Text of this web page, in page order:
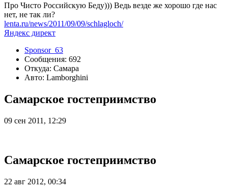
Про Чисто Российскую Беду))) Ведь везде же хорошо где нас
нет, не так ли?
lenta.ru/news/2011/09/09/schlagloch/
Яндекс директ
Sponsor_63
Сообщения: 692
Откуда: Самара
Авто: Lamborghini
Самарское гостеприимство
09 сен 2011, 12:29
Самарское гостеприимство
22 авг 2012, 00:34